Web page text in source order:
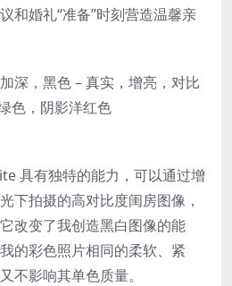
和婚礼“准备”时刻营造温馨亲
深，黑色 – 真实，增亮，对比
色，阴影洋红色
具有独特的能力，可以通过增
下拍摄的高对比度闺房图像，
改变了我创造黑白图像的能
的彩色照片相同的柔软、紧
不影响其单色质量。